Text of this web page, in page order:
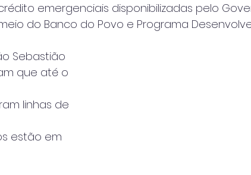
emergenciais disponibilizadas pelo
do Banco do Povo e Programa Desenvolve
Sebastião
que até o
linhas de
estão em